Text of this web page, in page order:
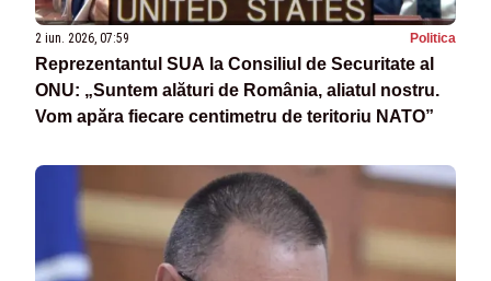
2 iun. 2026, 07:59 Politica
Reprezentantul SUA la Consiliul de Securitate al
ONU: „Suntem alături de România, aliatul nostru.
Vom apăra fiecare centimetru de teritoriu NATO”